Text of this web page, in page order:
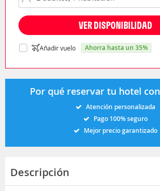
VER DISPONIBILIDAD
Añadir vuelo ahorra hasta un 35%
Por qué reservar tu hotel
Atención personalizada
Pago 100% seguro
Mejor precio garantizado
Descripción